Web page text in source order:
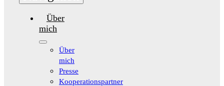
Über
mich
Über
mich
Presse
Kooperationspartner